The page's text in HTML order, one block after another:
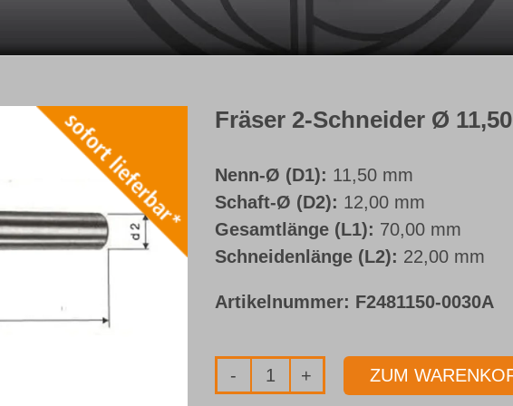
Fräser 2-Schneider Ø
Nenn-Ø (D1): 11,50 mm
Schaft-Ø (D2): 12,00 mm
Gesamtlänge (L1): 70,00 mm
Schneidenlänge (L2): 22,00 mm
Artikelnummer: F2481150-0030A
Fräser
ZUM